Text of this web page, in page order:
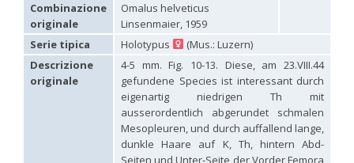
Hedychridium carmelitanum
Mercet, 1915
Hedychridium caucasium irregulare
Linsenmaier, 1959
Hedychridium chloropygumBuysson, 1888
Hedychridium chloropygum densumLinsenmaier, 1959
Hedychridium chloropygum spatium
Linsenmaier, 1959
Hedychridium coriaceum
(Dahlbom, 1854)
(Dahlbom, 1854)
(Dahlbom, 1845)
Linsenmaier, 1987
Linsenmaier, 1959
Combinazione
originale
Omalus helveticus
Linsenmaier, 1959
Serie tipica
Holotypus
(Mus.: Luzern)
Descrizione
originale
4-5 mm. Fig. 10-13. Diese, am 23.VIII.44
gefundene Species ist interessant durch
eigenartig niedrigen Th mit
ausserordentlich abgerundet schmalen
Mesopleuren, und durch auffallend lange,
dunkle Haare auf K, Th, hintern Abd-
Seiten und Unter-Seite der Vorder Femora